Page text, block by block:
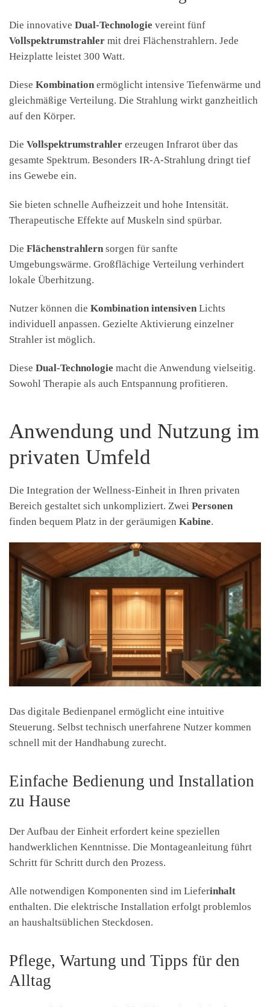
Die innovative Dual-Technologie vereint fünf
Vollspektrumstrahler mit drei Flächenstrahlern. Jede
Heizplatte leistet 300 Watt.
Diese Kombination ermöglicht intensive Tiefenwärme und
gleichmäßige Verteilung. Die Strahlung wirkt ganzheitlich
auf den Körper.
Die Vollspektrumstrahler erzeugen Infrarot über das
gesamte Spektrum. Besonders IR-A-Strahlung dringt tief
ins Gewebe ein.
Sie bieten schnelle Aufheizzeit und hohe Intensität.
Therapeutische Effekte auf Muskeln sind spürbar.
Die Flächenstrahlern sorgen für sanfte
Umgebungswärme. Großflächige Verteilung verhindert
lokale Überhitzung.
Nutzer können die Kombination intensiven Lichts
individuell anpassen. Gezielte Aktivierung einzelner
Strahler ist möglich.
Diese Dual-Technologie macht die Anwendung vielseitig.
Sowohl Therapie als auch Entspannung profitieren.
Anwendung und Nutzung im
privaten Umfeld
Die Integration der Wellness-Einheit in Ihren privaten
Bereich gestaltet sich unkompliziert. Zwei Personen
finden bequem Platz in der geräumigen Kabine.
Das digitale Bedienpanel ermöglicht eine intuitive
Steuerung. Selbst technisch unerfahrene Nutzer kommen
schnell mit der Handhabung zurecht.
Einfache Bedienung und Installation
zu Hause
Der Aufbau der Einheit erfordert keine speziellen
handwerklichen Kenntnisse. Die Montageanleitung führt
Schritt für Schritt durch den Prozess.
Alle notwendigen Komponenten sind im Lieferinhalt
enthalten. Die elektrische Installation erfolgt problemlos
an haushaltsüblichen Steckdosen.
Pflege, Wartung und Tipps für den
Alltag